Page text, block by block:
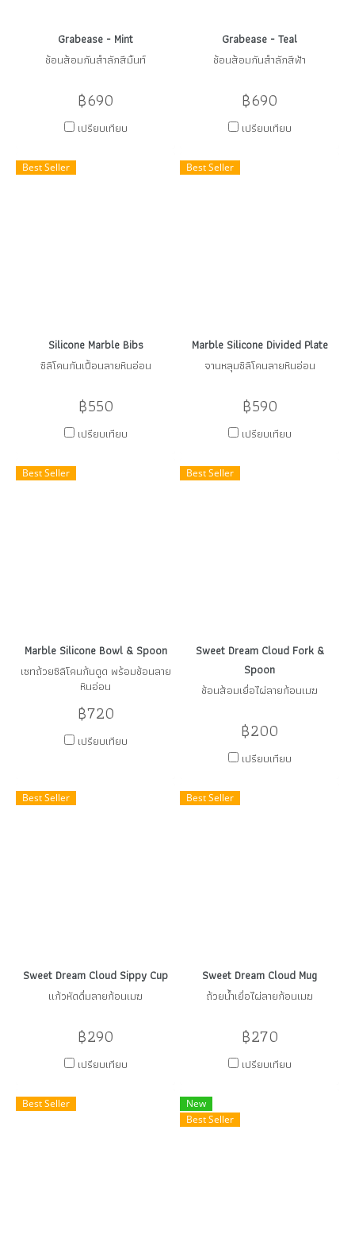
Grabease - Mint
ช้อนส้อมกันสำลักสีมิ้นท์
฿690
เปรียบเทียบ
Grabease - Teal
ช้อนส้อมกันสำลักสีฟ้า
฿690
เปรียบเทียบ
Best Seller
Silicone Marble Bibs
ซิลิโคนกันเปื้อนลายหินอ่อน
฿550
เปรียบเทียบ
Best Seller
Marble Silicone Divided Plate
จานหลุมซิลิโคนลายหินอ่อน
฿590
เปรียบเทียบ
Best Seller
Marble Silicone Bowl & Spoon
เซทถ้วยซิลิโคนก้นดูด พร้อมช้อนลาย
หินอ่อน
฿720
เปรียบเทียบ
Best Seller
Sweet Dream Cloud Fork &
Spoon
ช้อนส้อมเยื่อไผ่ลายก้อนเมฆ
฿200
เปรียบเทียบ
Best Seller
Sweet Dream Cloud Sippy Cup
แก้วหัดดื่มลายก้อนเมฆ
฿290
เปรียบเทียบ
Best Seller
Sweet Dream Cloud Mug
ถ้วยน้ำเยื่อไผ่ลายก้อนเมฆ
฿270
เปรียบเทียบ
Best Seller
New
Best Seller